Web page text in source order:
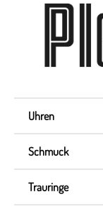
Uhren
Schmuck
Trauringe